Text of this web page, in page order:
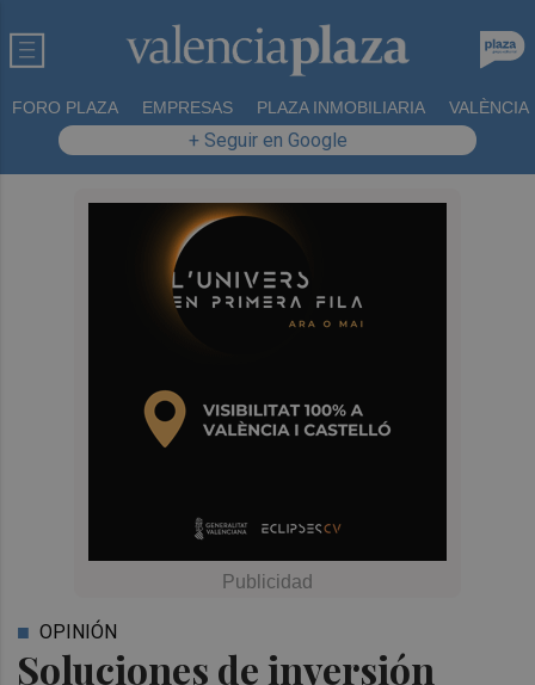
FORO PLAZA EMPRESAS PLAZA INMOBILIARIA VALÈNCIA
+ Seguir en Google
Soluciones de inversión
OPINIÓN